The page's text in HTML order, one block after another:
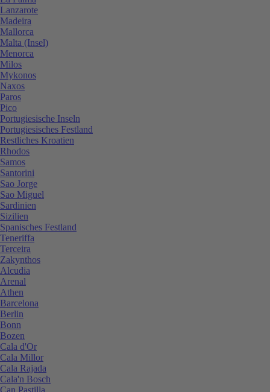
Lanzarote
Madeira
Mallorca
Malta (Insel)
Menorca
Milos
Mykonos
Naxos
Paros
Pico
Portugiesische Inseln
Portugiesisches Festland
Restliches Kroatien
Rhodos
Samos
Santorini
Sao Jorge
Sao Miguel
Sardinien
Sizilien
Spanisches Festland
Teneriffa
Terceira
Zakynthos
Alcudia
Arenal
Athen
Barcelona
Berlin
Bonn
Bozen
Cala d'Or
Cala Millor
Cala Rajada
Cala'n Bosch
Can Pastilla